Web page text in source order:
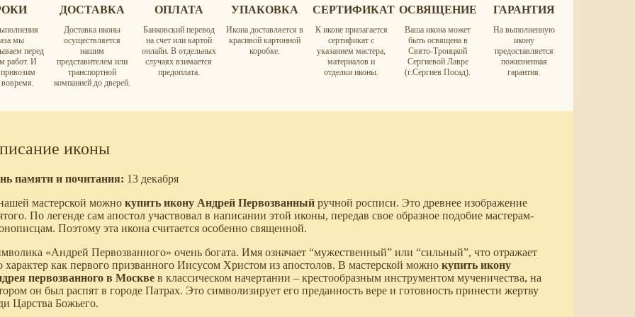
мы
перед
работ. И
привозим
ДОСТАВКА
Доставка иконы
осуществляется
нашим
представителем или
транспортной
компанией до дверей.
ОПЛАТА
Банковский перевод
на счет или картой
онлайн. В отдельных
случаях взимается
предоплата.
УПАКОВКА
Икона доставляется в
красивой картонной
коробке.
СЕРТИФИКАТ
К иконе прилагается
сертификат с
указанием мастера,
материалов и
отделки иконы.
ОСВЯЩЕНИЕ
Ваша икона может
быть освящена в
Свято-Троицкой
Сергиевой Лавре
(г.Сергиев Посад).
ГАРАНТИЯ
На выполненную
икону
предоставляется
пожизненная
гарантия.
иконы
памяти и почитания: 13 декабря
мастерской можно купить икону Андрей Первозванный ручной росписи. Это древнее изображение
По легенде сам апостол участвовал в написании этой иконы, передав свое образное подобие мастерам-
Поэтому эта икона считается особенно священной.
«Андрей Первозванного» очень богата. Имя означает “мужественный” или “сильный”, что отражает
характер как первого призванного Иисусом Христом из апостолов. В мастерской можно купить икону
первозванного в Москве в классическом начертании – крестообразным инструментом мученичества, на
он был распят в городе Патрах. Это символизирует его преданность вере и готовность принести жертву
Царства Божьего.